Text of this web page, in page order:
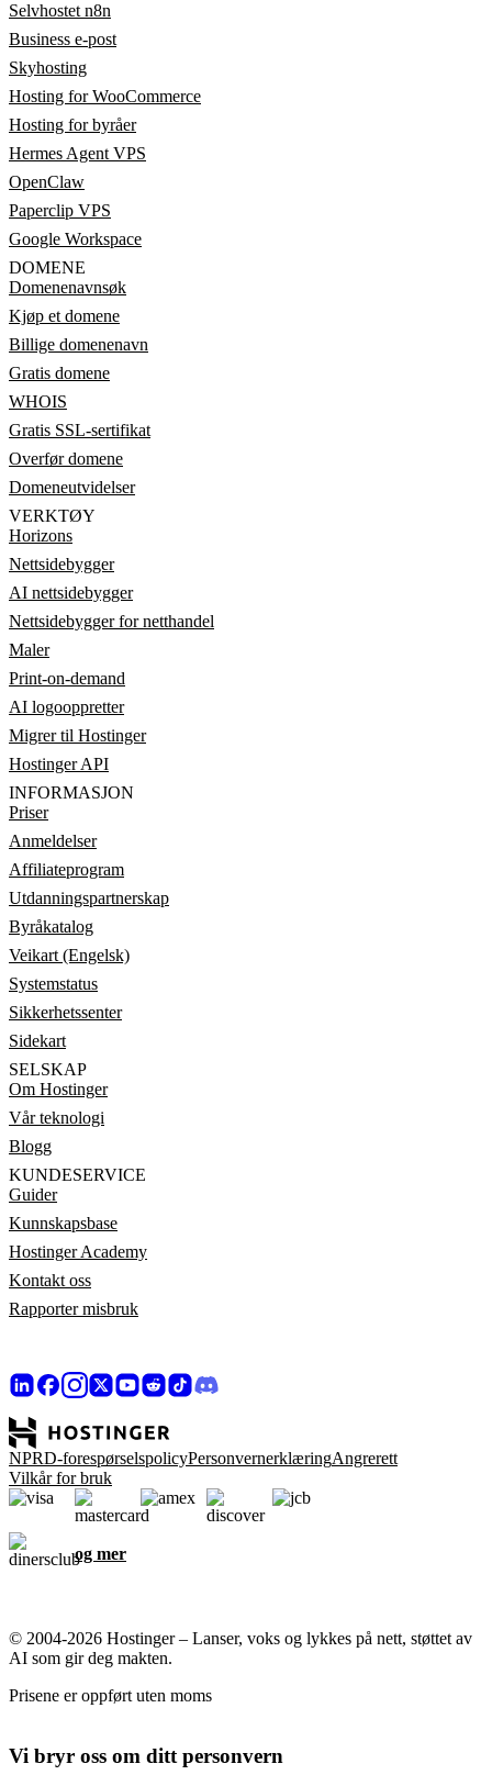
Selvhostet n8n
Business e-post
Skyhosting
Hosting for WooCommerce
Hosting for byråer
Hermes Agent VPS
OpenClaw
Paperclip VPS
Google Workspace
DOMENE
Domenenavnsøk
Kjøp et domene
Billige domenenavn
Gratis domene
WHOIS
Gratis SSL-sertifikat
Overfør domene
Domeneutvidelser
VERKTØY
Horizons
Nettsidebygger
AI nettsidebygger
Nettsidebygger for netthandel
Maler
Print-on-demand
AI logooppretter
Migrer til Hostinger
Hostinger API
INFORMASJON
Priser
Anmeldelser
Affiliateprogram
Utdanningspartnerskap
Byråkatalog
Veikart (Engelsk)
Systemstatus
Sikkerhetssenter
Sidekart
SELSKAP
Om Hostinger
Vår teknologi
Blogg
KUNDESERVICE
Guider
Kunnskapsbase
Hostinger Academy
Kontakt oss
Rapporter misbruk
NPRD-forespørselspolicyPersonvernerklæringAngrerett
Vilkår for bruk
og mer
© 2004-2026 Hostinger – Lanser, voks og lykkes på nett, støttet av
AI som gir deg makten.
Prisene er oppført uten moms
Vi bryr oss om ditt personvern